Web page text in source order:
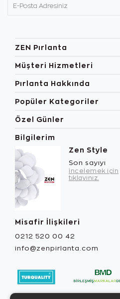
ZEN Pırlanta
Müşteri Hizmetleri
Pırlanta Hakkında
Popüler Kategoriler
Özel Günler
Bilgilerim
Zen Style
Son sayıyı
incelemek için
tıklayınız.
Misafir İlişkileri
0212 520 00 42
info@zenpirlanta.com